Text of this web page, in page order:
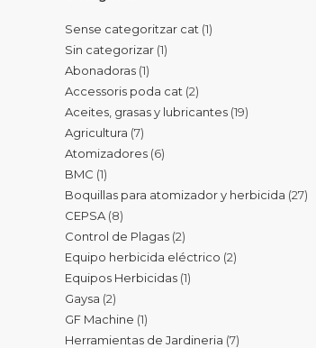
Sense categoritzar cat 1
Sin categorizar 1
Abonadoras 1
Accessoris poda cat 2
Aceites, grasas y lubricantes 19
Agricultura 7
Atomizadores 6
BMC 1
Boquillas para atomizador y herbicida 27
CEPSA 8
Control de Plagas 2
Equipo herbicida eléctrico 2
Equipos Herbicidas 1
Gaysa 2
GF Machine 1
Herramientas de Jardineria 7